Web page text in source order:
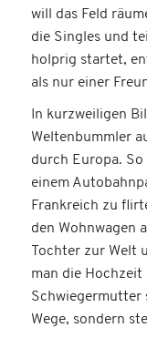
will das Feld
die Singles und
holprig startet,
als nur einer
In kurzweiligen
Weltenbummler
durch Europa.
einem
Frankreich zu
den Wohnwagen
Tochter zur
man die Hochzeit
Schwiegermutter
Wege, sondern